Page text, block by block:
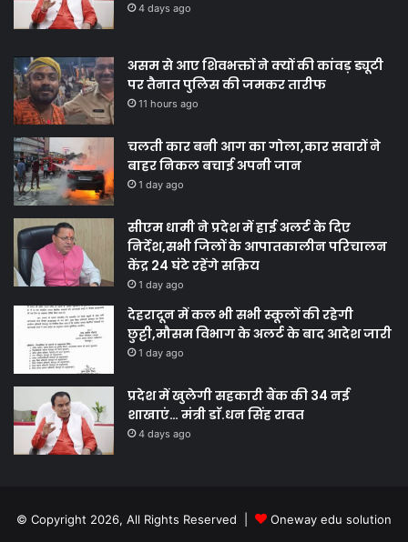
4 days ago
असम से आए शिवभक्तों ने क्यों की कांवड़ ड्यूटी
पर तैनात पुलिस की जमकर तारीफ
11 hours ago
चलती कार बनी आग का गोला,कार सवारों ने
बाहर निकल बचाई अपनी जान
1 day ago
सीएम धामी ने प्रदेश में हाई अलर्ट के दिए
निर्देश,सभी जिलों के आपातकालीन परिचालन
केंद्र 24 घंटे रहेंगे सक्रिय
1 day ago
देहरादून में कल भी सभी स्कूलों की रहेगी
छुट्टी,मौसम विभाग के अलर्ट के बाद आदेश जारी
1 day ago
प्रदेश में खुलेगी सहकारी बैंक की 34 नई
शाखाएं… मंत्री डाॅ.धन सिंह रावत
4 days ago
© Copyright 2026, All Rights Reserved | Oneway edu solution